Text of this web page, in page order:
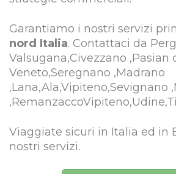
Garantiamo i nostri servizi
nord Italia. Contattaci da
Valsugana,Civezzano ,Pasian
Veneto,Seregnano ,Madrano
,Lana,Ala,Vipiteno,Sevignano
Viaggiate sicuri in Italia ed in
nostri servizi.